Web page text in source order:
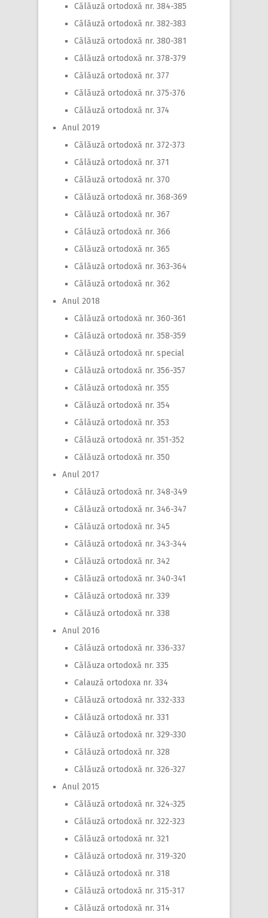
Călăuză ortodoxă nr. 384-385
Călăuză ortodoxă nr. 382-383
Călăuză ortodoxă nr. 380-381
Călăuză ortodoxă nr. 378-379
Călăuză ortodoxă nr. 377
Călăuză ortodoxă nr. 375-376
Călăuză ortodoxă nr. 374
Anul 2019
Călăuză ortodoxă nr. 372-373
Călăuză ortodoxă nr. 371
Călăuză ortodoxă nr. 370
Călăuză ortodoxă nr. 368-369
Călăuză ortodoxă nr. 367
Călăuză ortodoxă nr. 366
Călăuză ortodoxă nr. 365
Călăuză ortodoxă nr. 363-364
Călăuză ortodoxă nr. 362
Anul 2018
Călăuză ortodoxă nr. 360-361
Călăuză ortodoxă nr. 358-359
Călăuză ortodoxă nr. special
Călăuză ortodoxă nr. 356-357
Călăuză ortodoxă nr. 355
Călăuză ortodoxă nr. 354
Călăuză ortodoxă nr. 353
Călăuză ortodoxă nr. 351-352
Călăuză ortodoxă nr. 350
Anul 2017
Călăuză ortodoxă nr. 348-349
Călăuză ortodoxă nr. 346-347
Călăuză ortodoxă nr. 345
Călăuză ortodoxă nr. 343-344
Călăuză ortodoxă nr. 342
Călăuză ortodoxă nr. 340-341
Călăuză ortodoxă nr. 339
Călăuză ortodoxă nr. 338
Anul 2016
Călăuză ortodoxă nr. 336-337
Călăuza ortodoxă nr. 335
Calauză ortodoxa nr. 334
Călăuză ortodoxă nr. 332-333
Călăuză ortodoxă nr. 331
Călăuză ortodoxă nr. 329-330
Călăuză ortodoxă nr. 328
Călăuză ortodoxă nr. 326-327
Anul 2015
Călăuză ortodoxă nr. 324-325
Călăuză ortodoxă nr. 322-323
Călăuză ortodoxă nr. 321
Călăuză ortodoxă nr. 319-320
Călăuză ortodoxă nr. 318
Călăuză ortodoxă nr. 315-317
Călăuză ortodoxă nr. 314